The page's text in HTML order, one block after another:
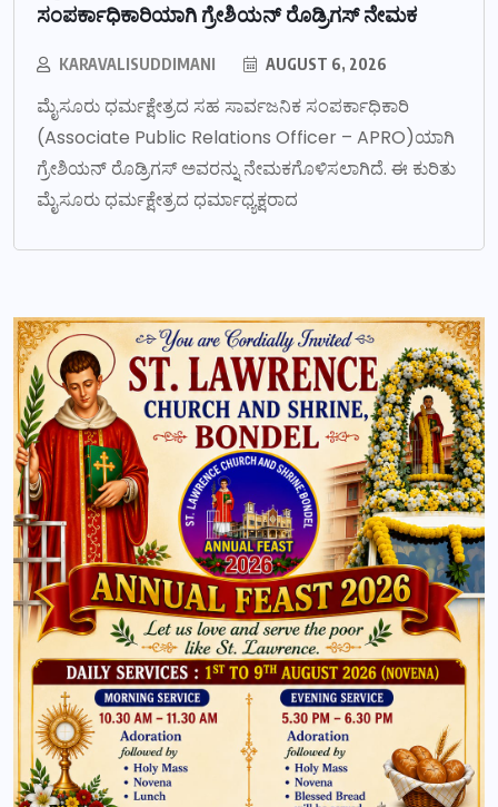
ಸಂಪರ್ಕಾಧಿಕಾರಿಯಾಗಿ ಗ್ರೇಶಿಯನ್ ರೊಡ್ರಿಗಸ್ ನೇಮಕ
KARAVALISUDDIMANI AUGUST 6, 2026
ಮೈಸೂರು ಧರ್ಮಕ್ಷೇತ್ರದ ಸಹ ಸಾರ್ವಜನಿಕ ಸಂಪರ್ಕಾಧಿಕಾರಿ
(Associate Public Relations Officer – APRO)ಯಾಗಿ
ಗ್ರೇಶಿಯನ್ ರೊಡ್ರಿಗಸ್ ಅವರನ್ನು ನೇಮಕಗೊಳಿಸಲಾಗಿದೆ. ಈ ಕುರಿತು
ಮೈಸೂರು ಧರ್ಮಕ್ಷೇತ್ರದ ಧರ್ಮಾಧ್ಯಕ್ಷರಾದ